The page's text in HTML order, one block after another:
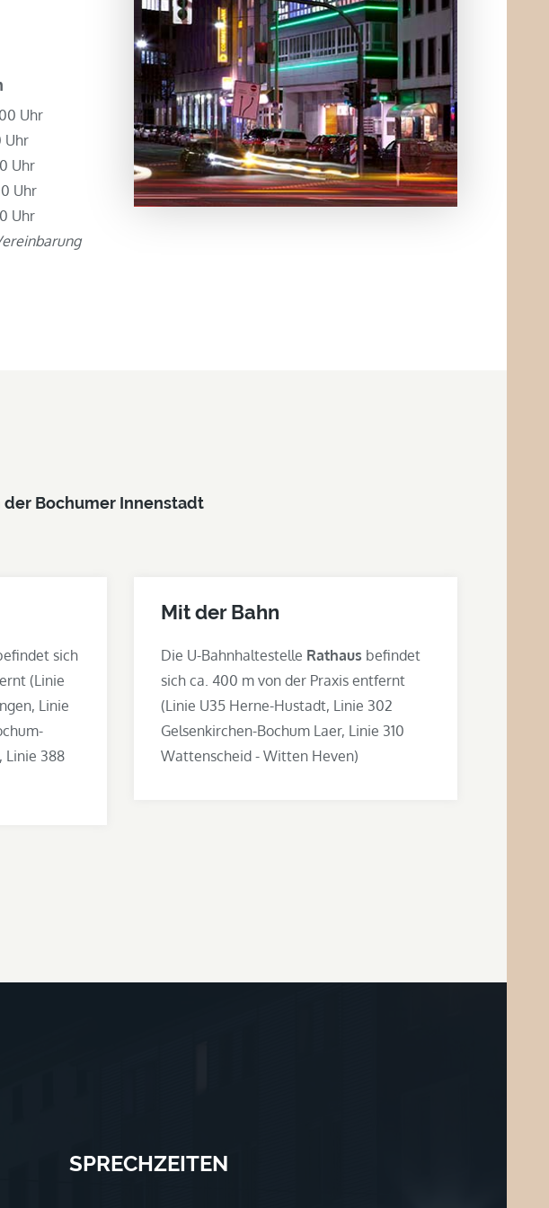
Uhr
Uhr
Uhr
Uhr
Uhr
der Bochumer Innenstadt
sich
(Linie
Linie
Linie 388
Mit der Bahn
Die U-Bahnhaltestelle Rathaus befindet
sich ca. 400 m von der Praxis entfernt
(Linie U35 Herne-Hustadt, Linie 302
Gelsenkirchen-Bochum Laer, Linie 310
Wattenscheid - Witten Heven)
SPRECHZEITEN